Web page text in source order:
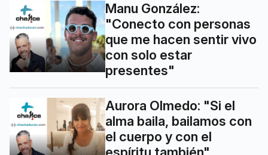
Manu González:
"Conecto con personas
que me hacen sentir vivo
con solo estar
presentes"
Aurora Olmedo: "Si el
alma baila, bailamos con
el cuerpo y con el